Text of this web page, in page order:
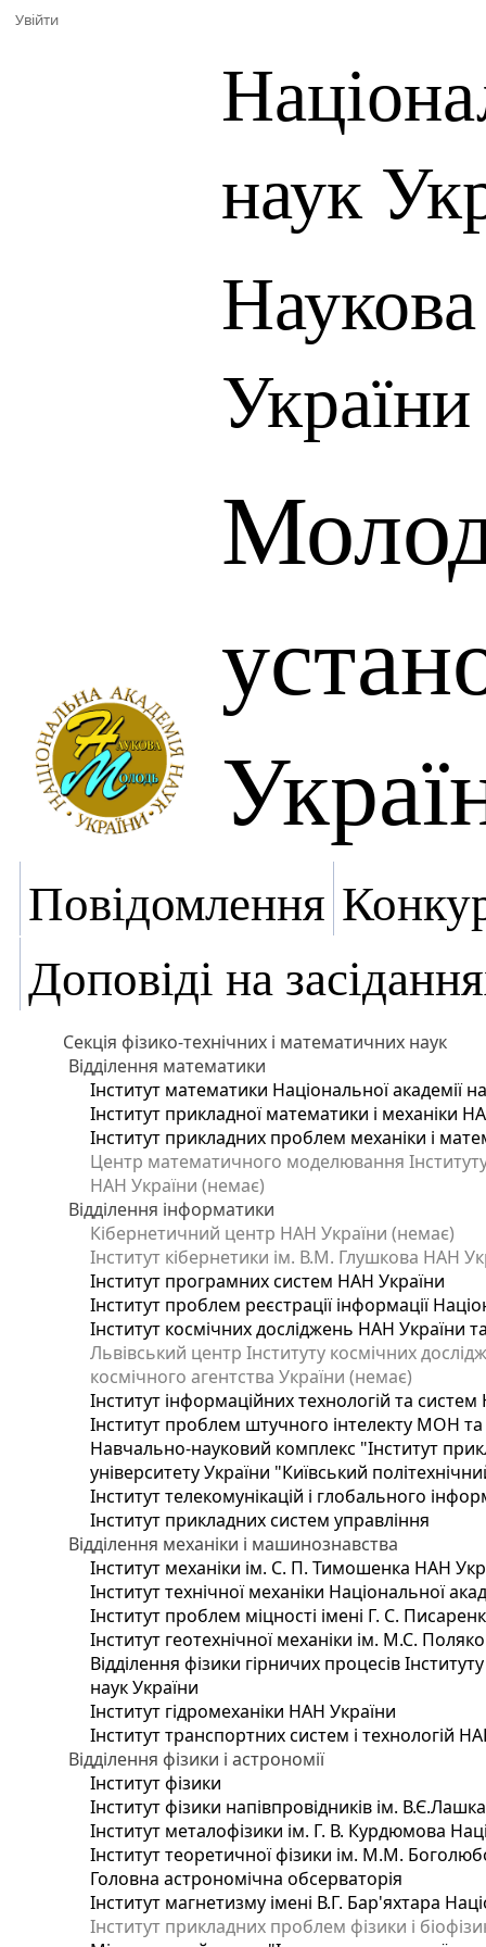
Увійти
наук
України
Повідомлення
Доповіді на
Секція фізико-технічних і математичних наук
Відділення математики
Інститут математики Національної академії
Інститут прикладної математики і механіки
Інститут прикладних проблем механіки і
Центр математичного моделювання
НАН України (немає)
Відділення інформатики
Кібернетичний центр НАН України (немає)
Інститут кібернетики ім. В.М. Глушкова НАН
Інститут програмних систем НАН України
Інститут проблем реєстрації інформації
Інститут космічних досліджень НАН України
Львівський центр Інституту космічних
космічного агентства України (немає)
Інститут інформаційних технологій та
Інститут проблем штучного інтелекту МОН
Навчально-науковий комплекс "Інститут
університету України "Київський
Інститут телекомунікацій і глобального
Інститут прикладних систем управління
Відділення механіки і машинознавства
Інститут механіки ім. С. П. Тимошенка НАН
Інститут технічної механіки Національної
Інститут проблем міцності імені Г. С.
Інститут геотехнічної механіки ім. М.С.
Відділення фізики гірничих процесів
наук України
Інститут гідромеханіки НАН України
Інститут транспортних систем і технологій
Відділення фізики і астрономії
Інститут фізики
Інститут фізики напівпровідників ім.
Інститут металофізики ім. Г. В. Курдюмова
Інститут теоретичної фізики ім. М.М.
Головна астрономічна обсерваторія
Інститут магнетизму імені В.Г. Бар'яхтара
Інститут прикладних проблем фізики і